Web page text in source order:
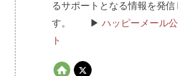
るサポートとなる情報を発信
す。 ▶︎ ハッピーメール
ト